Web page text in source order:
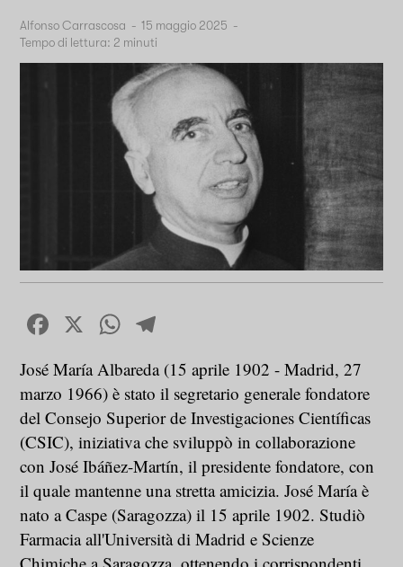
Alfonso Carrascosa - 15 maggio 2025 -
Tempo di lettura: 2 minuti
Facebook
X WhatsApp
José María Albareda (15 aprile 1902 - Madrid, 27
marzo 1966) è stato il segretario generale fondatore
del Consejo Superior de Investigaciones Científicas
(CSIC), iniziativa che sviluppò in collaborazione
con José Ibáñez-Martín, il presidente fondatore, con
il quale mantenne una stretta amicizia. José María è
nato a Caspe (Saragozza) il 15 aprile 1902. Studiò
Farmacia all'Università di Madrid e Scienze